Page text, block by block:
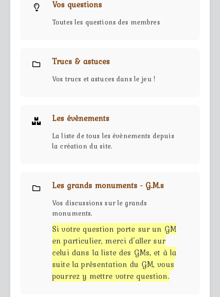
Vos questions
Toutes les questions des membres
Trucs & astuces
Vos trucs et astuces dans le jeu !
Les évènements
La liste de tous les évènements depuis
la création du site.
Les grands monuments - G.M.s
Vos discussions sur le grands
monuments.
Si votre question porte sur un GM
en particulier, merci d'aller sur
celui dans la liste des GMs, et à la
suite la présentation du GM, vous
pourrez y mettre votre question.